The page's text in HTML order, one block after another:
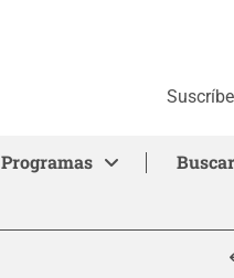
Programas Buscar